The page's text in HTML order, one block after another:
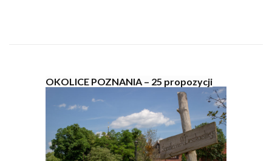
OKOLICE POZNANIA – 25 propozycji